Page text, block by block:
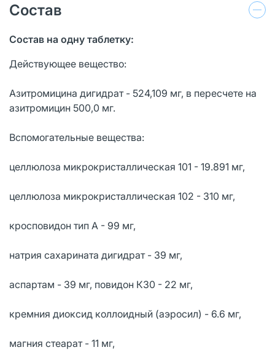
Состав
Состав на одну таблетку:
Действующее вещество:
Азитромицина дигидрат - 524,109 мг, в пересчете на
азитромицин 500,0 мг.
Вспомогательные вещества:
целлюлоза микрокристаллическая 101 - 19.891 мг,
целлюлоза микрокристаллическая 102 - 310 мг,
кросповидон тип А - 99 мг,
натрия сахарината дигидрат - 39 мг,
аспартам - 39 мг, повидон К30 - 22 мг,
кремния диоксид коллоидный (аэросил) - 6.6 мг,
магния стеарат - 11 мг,